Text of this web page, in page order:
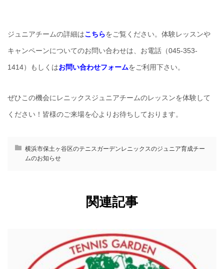
ジュニアチームの詳細はこちらをご覧ください。体験レッスンや
キャンペーンについてのお問い合わせは、お電話（045-353-
1414）もしくはお問い合わせフォームをご利用下さい。
ぜひこの機会にレニックスジュニアチームのレッスンを体験して
ください！皆様のご来場を心よりお待ちしております。
横浜市保土ヶ谷区のテニスガーデンレニックスのジュニア育成チー
ムのお知らせ
関連記事